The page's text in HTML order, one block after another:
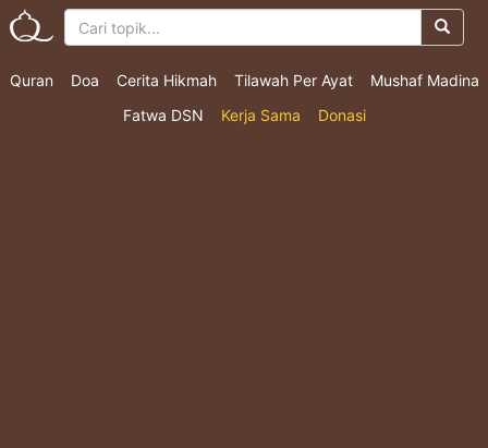
Quran Doa Cerita Hikmah Tilawah Per Ayat
Mushaf Madina
Fatwa DSN
Kerja Sama Donasi